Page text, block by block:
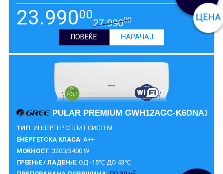
23.99000
27.99000
ПОВЕЌЕ НАРАЧАЈ
PULAR PREMIUM GWH12AGC-K6DNA1A
ТИП: ИНВЕРТЕР СПЛИТ СИСТЕМ
ЕНЕРГЕТСКА КЛАСА: A++
МОЌНОСТ: 3200/3400 W
ГРЕЕЊЕ / ЛАДЕЊЕ: ОД -15℃ ДО 43℃
2